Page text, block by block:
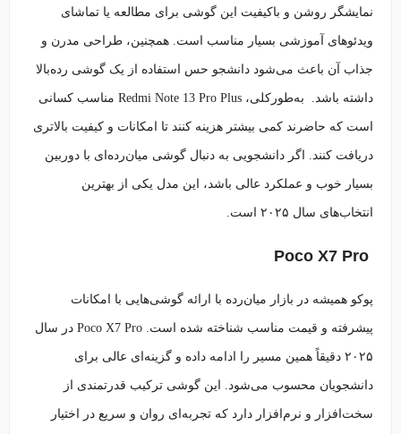
نمایشگر روشن و باکیفیت این گوشی برای مطالعه یا تماشای
ویدئوهای آموزشی بسیار مناسب است. همچنین، طراحی مدرن و
جذاب آن باعث می‌شود دانشجو حس استفاده از یک گوشی رده‌بالا
داشته باشد. به‌طورکلی، Redmi Note 13 Pro Plus مناسب کسانی
است که حاضرند کمی بیشتر هزینه کنند تا امکانات و کیفیت بالاتری
دریافت کنند. اگر دانشجویی به دنبال گوشی میان‌رده‌ای با دوربین
بسیار خوب و عملکرد عالی باشد، این مدل یکی از بهترین
انتخاب‌های سال ۲۰۲۵ است.
پوکو همیشه در بازار میان‌رده با ارائه گوشی‌هایی با امکانات
پیشرفته و قیمت مناسب شناخته شده است. Poco X7 Pro در سال
۲۰۲۵ دقیقاً همین مسیر را ادامه داده و گزینه‌ای عالی برای
دانشجویان محسوب می‌شود. این گوشی ترکیب قدرتمندی از
سخت‌افزار و نرم‌افزار دارد که تجربه‌ای روان و سریع در اختیار